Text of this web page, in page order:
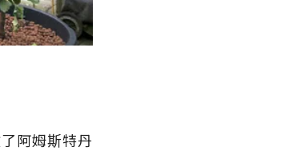
阿姆斯特丹